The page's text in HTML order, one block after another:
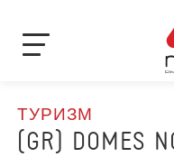
ТУРИЗМ
(GR) DOMES